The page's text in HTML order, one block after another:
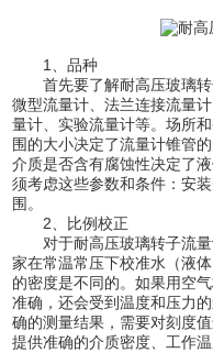
1、品种
首先要了解耐高压玻璃转
微型流量计、法兰连接流量
量计、实验流量计等。场所
围的大小决定了流量计锥管
介质是否含有腐蚀性决定了
须考虑这些参数和条件：安
围。
2、比例校正
对于耐高压玻璃转子流量
家在常温常压下校准水（液
的密度是不同的。如果用空
准确，还会受到温度和压力
确的测量结果，需要对刻度
提供准确的介质密度、工作温